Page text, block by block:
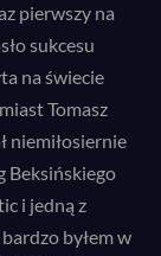
pierwszy na
sukcesu
na świecie
Tomasz
niemiłosiernie
Beksińskiego
i jedną z
byłem w